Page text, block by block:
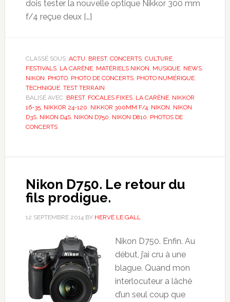
dois tester la nouvelle optique Nikkor 300 mm
f/4 reçue deux […]
CLASSÉ SOUS :ACTU BREST, CONCERTS, CULTURE,
FESTIVALS, LA CARÈNE, MATÉRIELS NIKON MUSIQUE, NEWS,
NIKON PHOTO, PHOTO DE CONCERTS, PHOTO NUMÉRIQUE,
TECHNIQUE, TEST TERRAIN
BALISÉ AVEC :BREST, FOCALES FIXES, LA CARÈNE, NIKKOR
16-35, NIKKOR 24-120 NIKKOR 300MM F/4 NIKON NIKON
D3S, NIKON D4S, NIKON D750 NIKON D810 PHOTOS DE
CONCERTS
Nikon D750. Le retour du
fils prodigue.
12 SEPTEMBRE 2014 BY HERVÉ LE GALL
Nikon D750. Enfin. Au
début, j’ai cru à une
blague. Quand mon
interlocuteur a lâché
d’un seul coup que